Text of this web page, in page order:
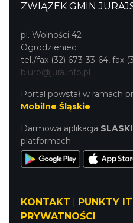
ZWIĄZEK GMIN
pl. Wolności 42
Ogrodzieniec
tel./fax (32) 673-33-64, fax
biuro@jura.info.pl
Portal powstał w ramach
Mobilne Śląskie
Darmowa aplikacja
platformach
KONTAKT PUNKTY IT
PRYWATNOŚCI